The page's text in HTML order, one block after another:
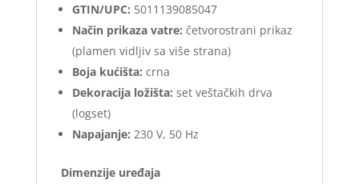
GTIN/UPC: 5011139085047
Način prikaza vatre: četvorostrani prikaz
(plamen vidljiv sa više strana)
Boja kućišta: crna
Dekoracija ložišta: set veštačkih drva
(logset)
Napajanje: 230 V, 50 Hz
Dimenzije uređaja